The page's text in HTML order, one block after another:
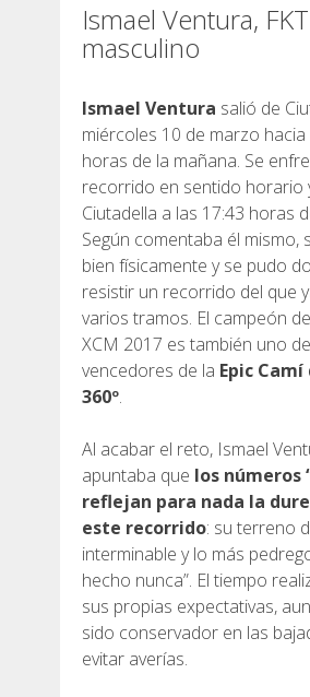
Ismael Ventura, FKT
masculino
Ismael Ventura salió de
miércoles 10 de marzo hacia
horas de la mañana. Se
recorrido en sentido horario
Ciutadella a las 17:43 horas
Según comentaba él mismo,
bien físicamente y se pudo
resistir un recorrido del que
varios tramos. El campeón
XCM 2017 es también uno
vencedores de la Epic
360º.
Al acabar el reto, Ismael
apuntaba que los números
reflejan para nada la
este recorrido: su terreno
interminable y lo más
hecho nunca”. El tiempo
sus propias expectativas,
sido conservador en las
evitar averías.